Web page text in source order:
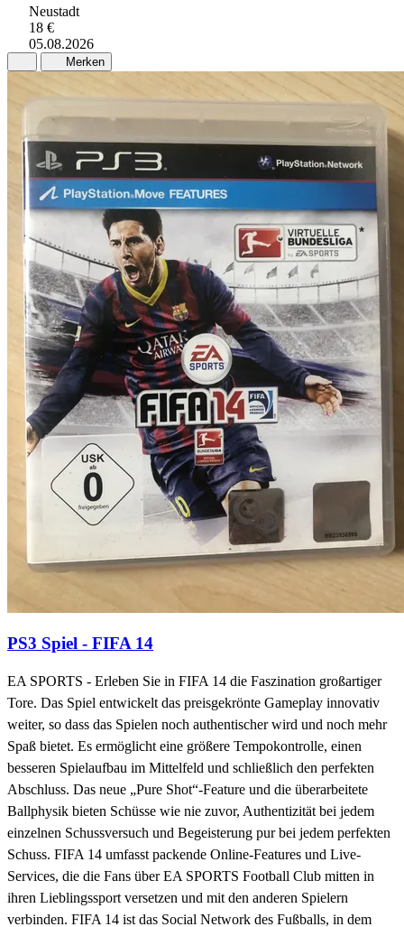
Neustadt
18 €
05.08.2026
Merken
PS3 Spiel - FIFA 14
EA SPORTS - Erleben Sie in FIFA 14 die Faszination großartiger
Tore. Das Spiel entwickelt das preisgekrönte Gameplay innovativ
weiter, so dass das Spielen noch authentischer wird und noch mehr
Spaß bietet. Es ermöglicht eine größere Tempokontrolle, einen
besseren Spielaufbau im Mittelfeld und schließlich den perfekten
Abschluss. Das neue „Pure Shot“-Feature und die überarbeitete
Ballphysik bieten Schüsse wie nie zuvor, Authentizität bei jedem
einzelnen Schussversuch und Begeisterung pur bei jedem perfekten
Schuss. FIFA 14 umfasst packende Online-Features und Live-
Services, die die Fans über EA SPORTS Football Club mitten in
ihren Lieblingssport versetzen und mit den anderen Spielern
verbinden. FIFA 14 ist das Social Network des Fußballs, in dem